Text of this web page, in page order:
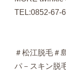
TEL:0852-67-
＃松江脱毛＃
パ－スキン脱